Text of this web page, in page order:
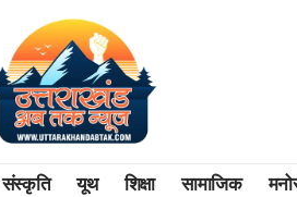
संस्कृति यूथ शिक्षा सामाजिक